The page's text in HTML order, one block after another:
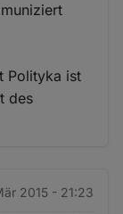
Polityka ist
des
2015 - 21:23